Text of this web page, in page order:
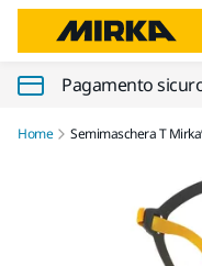
Pagamento
Home Semimaschera T